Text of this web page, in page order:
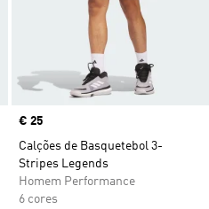
Price
€ 25
Calções de Basquetebol 3-
Stripes Legends
Homem Performance
6 cores